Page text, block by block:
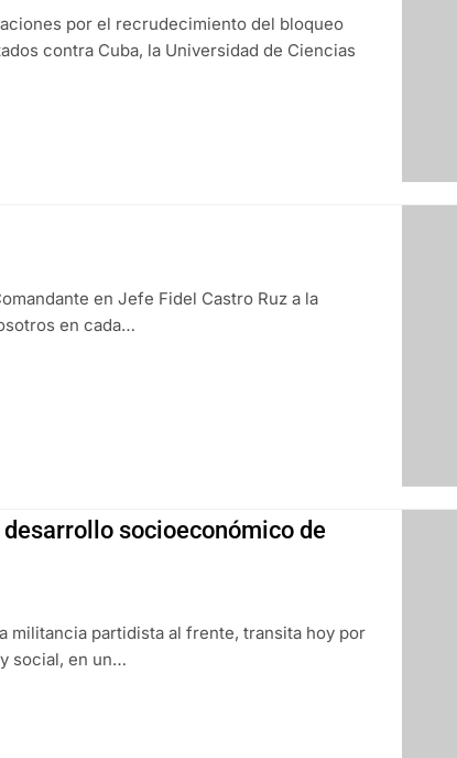
por el recrudecimiento del bloqueo
contra Cuba, la Universidad de Ciencias
en Jefe Fidel Castro Ruz a la
en cada…
socioeconómico de
militancia partidista al frente, transita hoy por
social, en un…